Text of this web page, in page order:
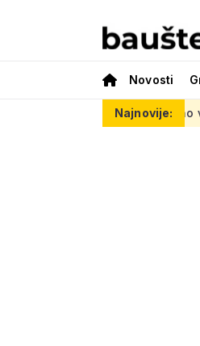
Novosti
Najnovije:
Šareno vertikalno selo: